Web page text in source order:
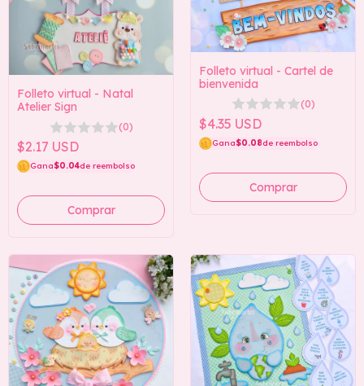
Folleto virtual - Natal
Atelier Sign
(0)
$2.17 USD
Gana$0.04de reembolso
Folleto virtual - Cartel de
bienvenida
(0)
$4.35 USD
Gana$0.08de reembolso